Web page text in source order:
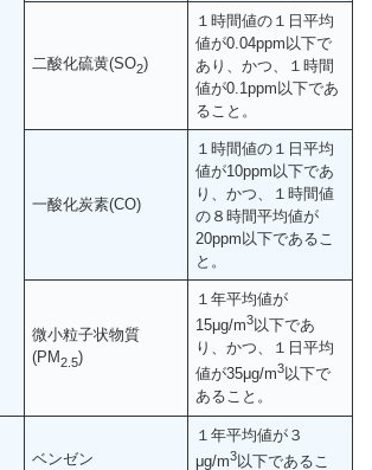
二酸化硫黄(SO2)
１時間値の１日平均
値が0.04ppm以下で
あり、かつ、１時間
値が0.1ppm以下であ
ること。
一酸化炭素(CO)
１時間値の１日平均
値が10ppm以下であ
り、かつ、１時間値
の８時間平均値が
20ppm以下であるこ
と。
微小粒子状物質
(PM2.5)
１年平均値が
15μg/m3以下であ
り、かつ、１日平均
値が35μg/m3以下で
あること。
ベンゼン
１年平均値が３
μg/m3以下であるこ